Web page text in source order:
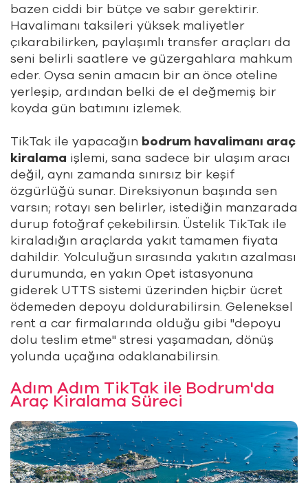
bazen ciddi bir bütçe ve sabır gerektirir.
Havalimanı taksileri yüksek maliyetler
çıkarabilirken, paylaşımlı transfer araçları da
seni belirli saatlere ve güzergahlara mahkum
eder. Oysa senin amacın bir an önce oteline
yerleşip, ardından belki de el değmemiş bir
koyda gün batımını izlemek.
TikTak ile yapacağın bodrum havalimanı araç
kiralama işlemi, sana sadece bir ulaşım aracı
değil, aynı zamanda sınırsız bir keşif
özgürlüğü sunar. Direksiyonun başında sen
varsın; rotayı sen belirler, istediğin manzarada
durup fotoğraf çekebilirsin. Üstelik TikTak ile
kiraladığın araçlarda yakıt tamamen fiyata
dahildir. Yolculuğun sırasında yakıtın azalması
durumunda, en yakın Opet istasyonuna
giderek UTTS sistemi üzerinden hiçbir ücret
ödemeden depoyu doldurabilirsin. Geleneksel
rent a car firmalarında olduğu gibi "depoyu
dolu teslim etme" stresi yaşamadan, dönüş
yolunda uçağına odaklanabilirsin.
Adım Adım TikTak ile Bodrum'da
Araç Kiralama Süreci